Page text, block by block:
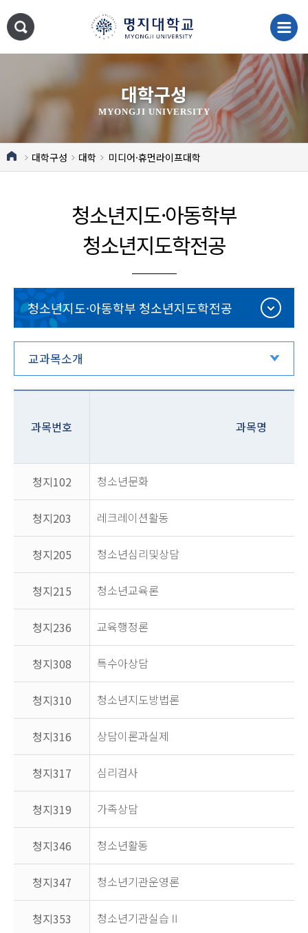
대학구성
MYONGJI UNIVERSITY
대학구성 대학 미디어·휴먼라이프대학
청소년지도·아동학부
청소년지도학전공
청소년지도·아동학부 청소년지도학전공
교과목소개
과목번호 과목명
청지102 청소년문화
청지203 레크레이션활동
청지205 청소년심리및상담
청지215 청소년교육론
청지236 교육행정론
청지308 특수아상담
청지310 청소년지도방법론
청지316 상담이론과실제
청지317 심리검사
청지319 가족상담
청지346 청소년활동
청지347 청소년기관운영론
청지353 청소년기관실습Ⅱ